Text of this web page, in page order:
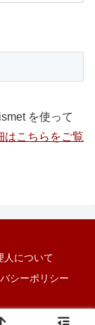
を使って
はこちらをご覧
人について
シーポリシー